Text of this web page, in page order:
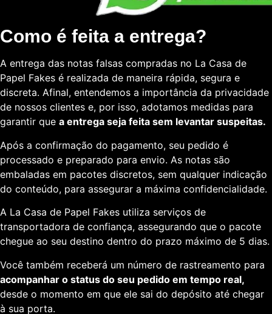
Como é feita a entrega?
A entrega das notas falsas compradas no La Casa de
Papel Fakes é realizada de maneira rápida, segura e
discreta. Afinal, entendemos a importância da privacidade
de nossos clientes e, por isso, adotamos medidas para
garantir que a entrega seja feita sem levantar suspeitas.
Após a confirmação do pagamento, seu pedido é
processado e preparado para envio. As notas são
embaladas em pacotes discretos, sem qualquer indicação
do conteúdo, para assegurar a máxima confidencialidade.
A La Casa de Papel Fakes utiliza serviços de
transportadora de confiança, assegurando que o pacote
chegue ao seu destino dentro do prazo máximo de 5 dias.
Você também receberá um número de rastreamento para
acompanhar o status do seu pedido em tempo real,
desde o momento em que ele sai do depósito até chegar
à sua porta.